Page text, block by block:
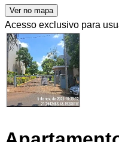
Ver no mapa
Acesso exclusivo para